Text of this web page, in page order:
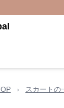
› スカートの